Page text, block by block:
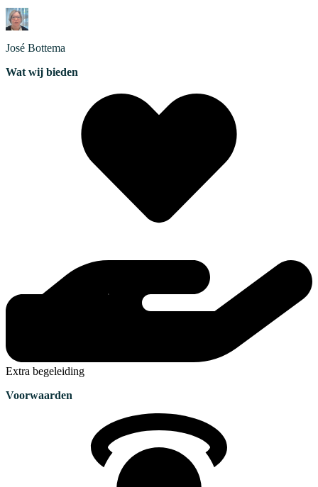
José Bottema
Wat wij bieden
Extra begeleiding
Voorwaarden